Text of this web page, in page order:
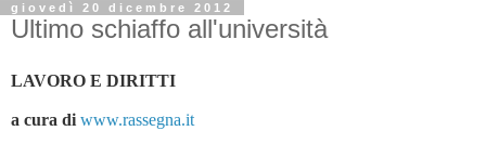
giovedì 20 dicembre 2012
Ultimo schiaffo all'università
LAVORO E DIRITTI
a cura di www.rassegna.it